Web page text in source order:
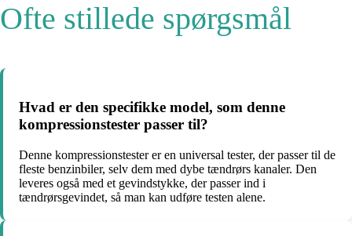
Ofte stillede spørgsmål
Hvad er den specifikke model, som denne
kompressionstester passer til?
Denne kompressionstester er en universal tester, der passer til de
fleste benzinbiler, selv dem med dybe tændrørs kanaler. Den
leveres også med et gevindstykke, der passer ind i
tændrørsgevindet, så man kan udføre testen alene.